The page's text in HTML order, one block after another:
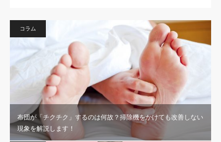
コラム
布団が「チクチク」するのは何故？掃除機をかけても改善しない
現象を解説します！